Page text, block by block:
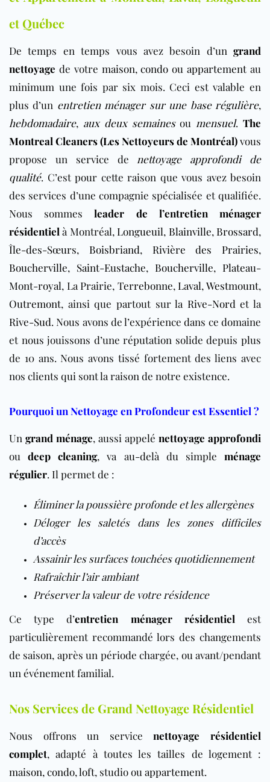
et Québec
De temps en temps vous avez besoin d’un grand
nettoyage de votre maison,condo ouappartement au
minimum une fois par six mois. Ceci est valable en
plus d’un entretien ménager sur une base régulière,
hebdomadaire, aux deux semainesou mensuel.The
Montreal Cleaners (Les Nettoyeurs de Montréal)vous
propose un service de nettoyage approfondi de
qualité. C’est pour cette raison que vous avez besoin
des services d’une compagnie spécialisée et qualifiée.
Nous sommesleader de l’entretien ménager
résidentiel à Montréal, Longueuil, Blainville, Brossard,
Île-des-Sœurs, Boisbriand, Rivière des Prairies,
Boucherville, Saint-Eustache, Boucherville, Plateau-
Mont-royal, La Prairie, Terrebonne, Laval,Westmount,
Outremont, ainsi que partout sur la Rive-Nord et la
Rive-Sud. Nous avons de l’expérience dans ce domaine
et nous jouissons d’une réputation solide depuis plus
de 10 ans. Nous avons tissé fortement des liens avec
nos clients qui sont la raison de notre existence.
Pourquoi un Nettoyage en Profondeur est Essentiel ?
Un grand ménage, aussi appelé nettoyage approfondi
oudeep cleaning, va au-delà du simpleménage
régulier. Il permet de :
Éliminer la poussière profonde et les allergènes
Déloger les saletés dans les zones difficiles
d’accès
Assainir les surfaces touchées quotidiennement
Rafraîchir l’air ambiant
Préserver la valeur de votre résidence
Ce type d’entretien ménager résidentiel est
particulièrement recommandé lors des changements
de saison, après un période chargée, ou avant/pendant
un événement familial.
Nos Services de Grand Nettoyage Résidentiel
Nous offrons un servicenettoyage résidentiel
complet, adapté à toutes les tailles de logement :
maison,condo,loft, studio ou appartement.